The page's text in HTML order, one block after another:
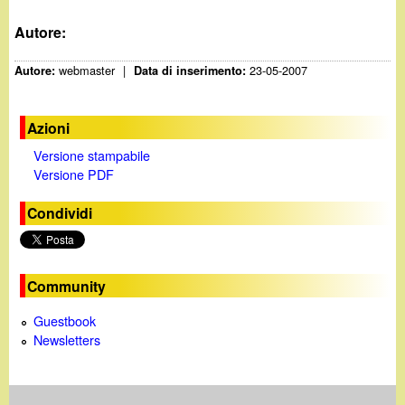
Autore:
Autore:webmaster | Data di inserimento:23-05-2007
Azioni
Versione stampabile
Versione PDF
Condividi
Community
Guestbook
Newsletters